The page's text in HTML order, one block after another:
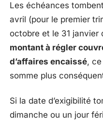
Les échéances
avril (pour le premier
octobre et le 31 janvier
montant à régler
d’affaires encaissé,
somme plus
Si la date d’exigibilité
dimanche ou un jour